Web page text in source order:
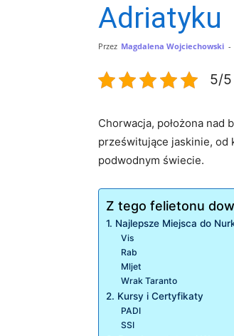
Adriatyku
Przez Magdalena Wojciechowski -
5/5
Chorwacja, położona
prześwitujące jaskinie, od
podwodnym świecie.
Z tego felietonu
1. Najlepsze Miejsca do
Vis
Rab
Mljet
Wrak Taranto
2. Kursy i Certyfikaty
PADI
SSI